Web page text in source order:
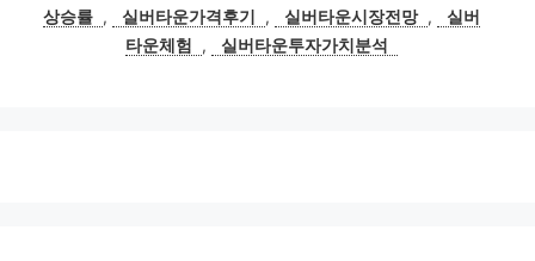
상승률 , 실버타운가격후기 , 실버타운시장전망 ,
실버
타운체험
, 실버타운투자가치분석